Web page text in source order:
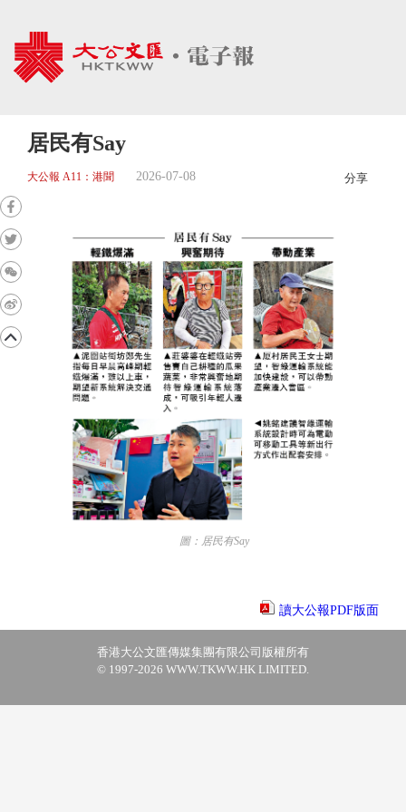
居民有Say
大公報 A11：港聞 2026-07-08 分享
圖：居民有Say
讀大公報PDF版面
香港大公文匯傳媒集團有限公司版權所有
© 1997-2026 WWW.TKWW.HK LIMITED.